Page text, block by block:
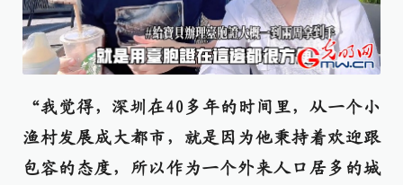
“我觉得，深圳在40多年的时间里，从一个小
渔村发展成大都市，就是因为他秉持着欢迎跟
包容的态度，所以作为一个外来人口居多的城